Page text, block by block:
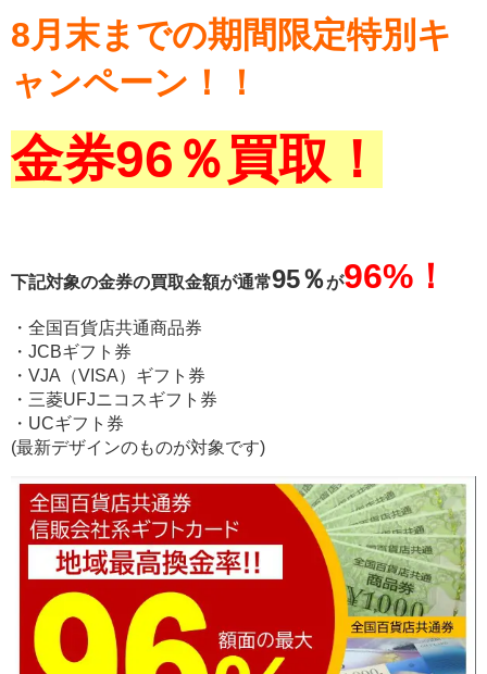
8月末までの期間限定特別キ
ャンペーン！！
金券96％買取！
下記対象の金券の買取金額が通常95％が96%！
・全国百貨店共通商品券
・JCBギフト券
・VJA（VISA）ギフト券
・三菱UFJニコスギフト券
・UCギフト券
(最新デザインのものが対象です)